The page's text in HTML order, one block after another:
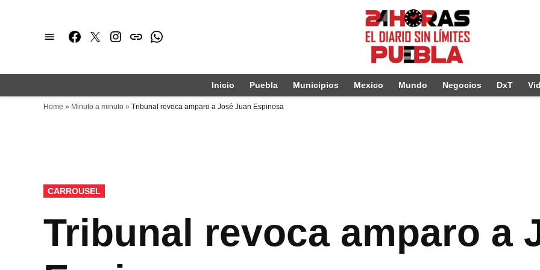
Facebook
TwitterInstagram
issuuWhatsapp
Inicio Puebla Municipios Mexico Mundo Negocios DxT
Home » Minuto a minuto » Tribunal revoca amparo a José Juan Espinosa
PUBLICADO
EN
CARROUSEL
Tribunal revoca amparo a